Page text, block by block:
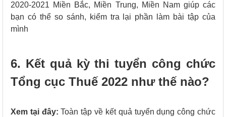
2020-2021 Miền Bắc, Miền Trung, Miền Nam giúp các
bạn có thể so sánh, kiểm tra lại phần làm bài tập của
mình
6. Kết quả kỳ thi tuyển công chức
Tổng cục Thuế 2022 như thế nào?
Xem tại đây: Toàn tập về kết quả tuyển dụng công chức